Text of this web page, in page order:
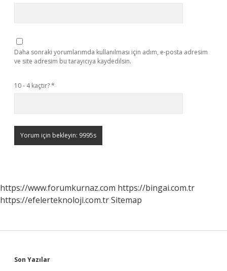
Daha sonraki yorumlarımda kullanılması için adım, e-posta adresim
ve site adresim bu tarayıcıya kaydedilsin.
10 - 4 kaçtır?*
https://www.forumkurnaz.com https://bingai.com.tr
https://efelerteknoloji.com.trSitemap
Son Yazılar